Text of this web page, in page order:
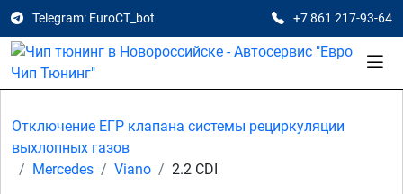
Telegram: EuroCT_bot +7 861 217-93-64
Отключение ЕГР клапана системы рециркуляции
выхлопных газов
Mercedes
Viano 2.2 CDI